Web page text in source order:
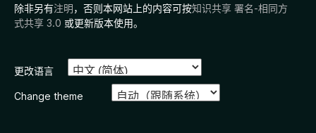
除非另有注明，否则本网站上的内容可按知识共享 署名-相同方
式共享 3.0 或更新版本使用。
更改语言
Change theme